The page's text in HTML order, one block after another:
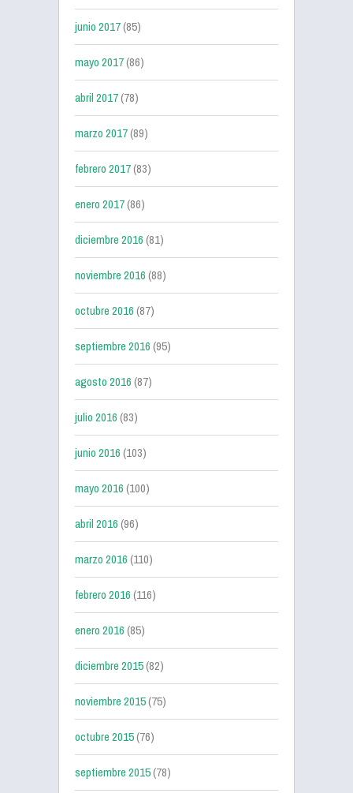
junio 2017(85)
mayo 2017(86)
abril 2017(78)
marzo 2017(89)
febrero 2017(83)
enero 2017(86)
diciembre 2016(81)
noviembre 2016(88)
octubre 2016(87)
septiembre 2016(95)
agosto 2016(87)
julio 2016(83)
junio 2016(103)
mayo 2016(100)
abril 2016(96)
marzo 2016(110)
febrero 2016(116)
enero 2016(85)
diciembre 2015(82)
noviembre 2015(75)
octubre 2015(76)
septiembre 2015(78)